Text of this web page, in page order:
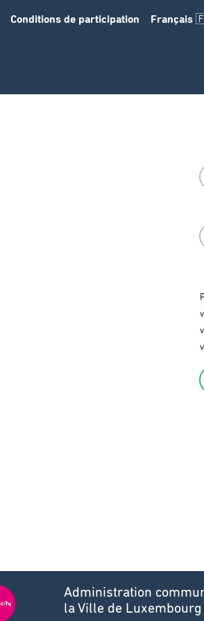
Conditions de participation Français
Administration
la Ville de Luxembourg